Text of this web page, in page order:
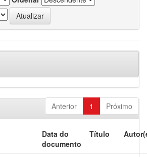
Anterior 1 Próximo
Data do
documento
Título